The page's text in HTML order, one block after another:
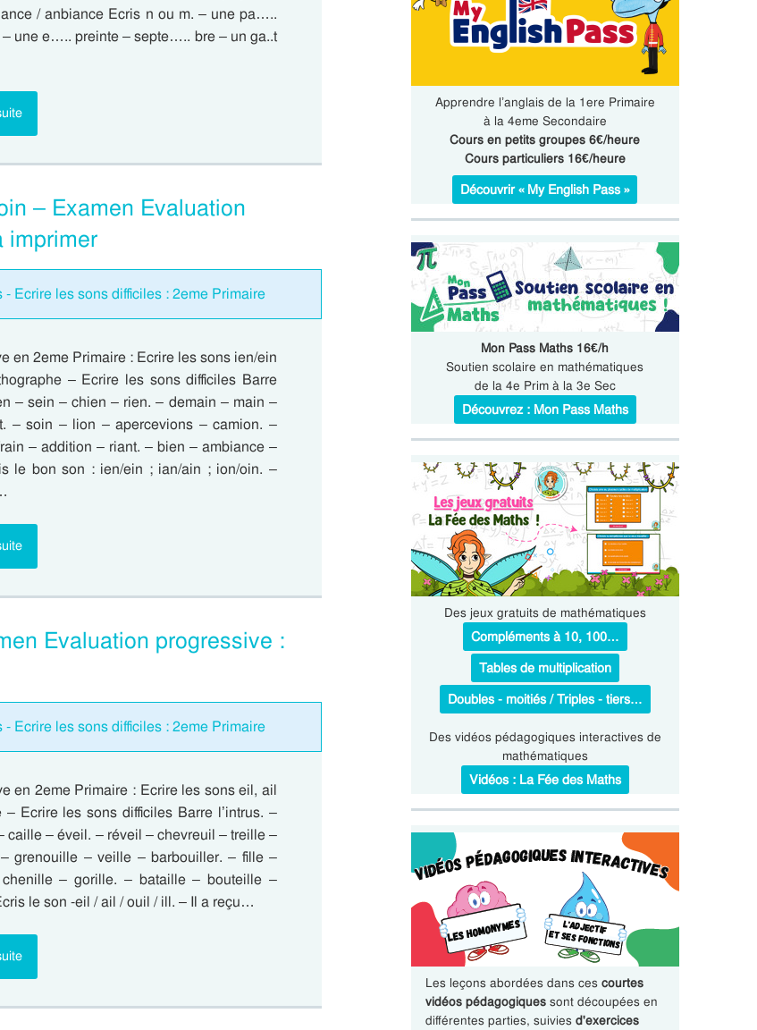
/ anbiance Ecris n ou m. – une pa…..
une e….. preinte – septe….. bre – un ga..t
– Examen Evaluation
imprimer
Ecrire les sons difficiles : 2eme Primaire
en 2eme Primaire : Ecrire les sons ien/ein
– Ecrire les sons difficiles Barre
– sein – chien – rien. – demain – main –
– soin – lion – apercevions – camion. –
– addition – riant. – bien – ambiance –
le bon son : ien/ein ; ian/ain ; ion/oin. –
Evaluation progressive :
Ecrire les sons difficiles : 2eme Primaire
en 2eme Primaire : Ecrire les sons eil, ail
Ecrire les sons difficiles Barre l’intrus. –
caille – éveil. – réveil – chevreuil – treille –
grenouille – veille – barbouiller. – fille –
– gorille. – bataille – bouteille –
le son -eil / ail / ouil / ill. – Il a reçu…
Apprendre l’anglais de la 1ere Primaire
à la 4eme Secondaire
Cours en petits groupes 6€/heure
Cours particuliers 16€/heure
Découvrir « My English Pass »
Mon Pass Maths 16€/h
Soutien scolaire en mathématiques
de la 4e Prim à la 3e Sec
Découvrez : Mon Pass Maths
Des jeux gratuits de mathématiques
Compléments à 10, 100…
Tables de multiplication
Doubles - moitiés / Triples - tiers…
Des vidéos pédagogiques interactives de
mathématiques
Vidéos : La Fée des Maths
Les leçons abordées dans ces courtes
vidéos pédagogiquessont découpées en
différentes parties, suivies d'exercices